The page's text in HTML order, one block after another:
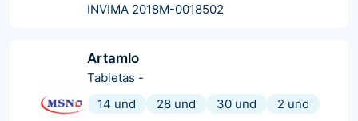
INVIMA 2018M-0018502
Artamlo
Tabletas -
14 und
28 und 30 und
2 und